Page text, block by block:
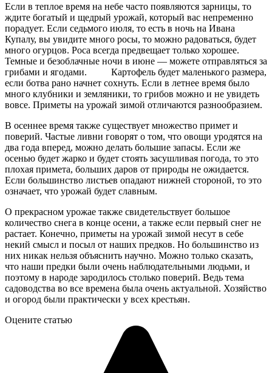
Если в теплое время на небе часто появляются зарницы, то
ждите богатый и щедрый урожай, который вас непременно
порадует. Если седьмого июля, то есть в ночь на Ивана
Купалу, вы увидите много росы, то можно радоваться, будет
много огурцов. Роса всегда предвещает только хорошее.
Темные и безоблачные ночи в июне — можете отправляться за
грибами и ягодами. Картофель будет маленького размера,
если ботва рано начнет сохнуть. Если в летнее время было
много клубники и земляники, то грибов можно и не увидеть
вовсе. Приметы на урожай зимой отличаются разнообразием.
В осеннее время также существует множество примет и
поверий. Частые ливни говорят о том, что овощи уродятся на
два года вперед, можно делать большие запасы. Если же
осенью будет жарко и будет стоять засушливая погода, то это
плохая примета, больших даров от природы не ожидается.
Если большинство листьев опадают нижней стороной, то это
означает, что урожай будет славным.
О прекрасном урожае также свидетельствует большое
количество снега в конце осени, а также если первый снег не
растает. Конечно, приметы на урожай зимой несут в себе
некий смысл и посыл от наших предков. Но большинство из
них никак нельзя объяснить научно. Можно только сказать,
что наши предки были очень наблюдательными людьми, и
поэтому в народе зародилось столько поверий. Ведь тема
садоводства во все времена была очень актуальной. Хозяйство
и огород были практически у всех крестьян.
Оцените статью